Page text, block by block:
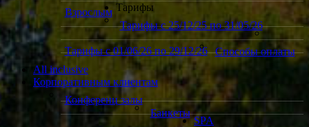
Взрослым Тарифы
Тарифы с 25/12/25 по 31/05/26
Тарифы с 01/06/26 по 29/12/26
Способы оплаты
All inclusive
Корпоративным клиентам
Конференц залы
Банкеты
SPA